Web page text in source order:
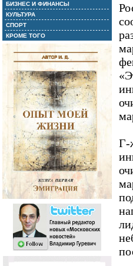
БИЗНЕС И ФИНАНСЫ
КУЛЬТУРА
СПОРТ
КРОМЕ ТОГО
Г-